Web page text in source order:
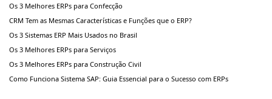
Os 3 Melhores ERPs para Confecção
CRM Tem as Mesmas Características e Funções que o ERP?
Os 3 Sistemas ERP Mais Usados no Brasil
Os 3 Melhores ERPs para Serviços
Os 3 Melhores ERPs para Construção Civil
Como Funciona Sistema SAP: Guia Essencial para o Sucesso com ERPs